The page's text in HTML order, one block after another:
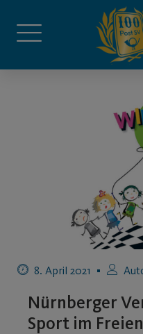
8. April 2021
Nürnberger
Sport im